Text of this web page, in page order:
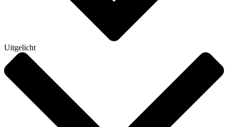
Uitgelicht